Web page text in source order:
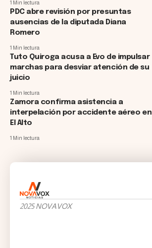
1 Min lectura
PDC abre revisión por presuntas
ausencias de la diputada Diana
Romero
1 Min lectura
Tuto Quiroga acusa a Evo de impulsar
marchas para desviar atención de su
juicio
1 Min lectura
Zamora confirma asistencia a
interpelación por accidente aéreo en
El Alto
1 Min lectura
2025 NOVAVOX